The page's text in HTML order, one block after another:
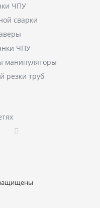
ЧПУ
сварки
ЧПУ
манипуляторы
резки труб